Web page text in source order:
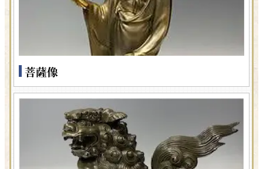
菩薩像